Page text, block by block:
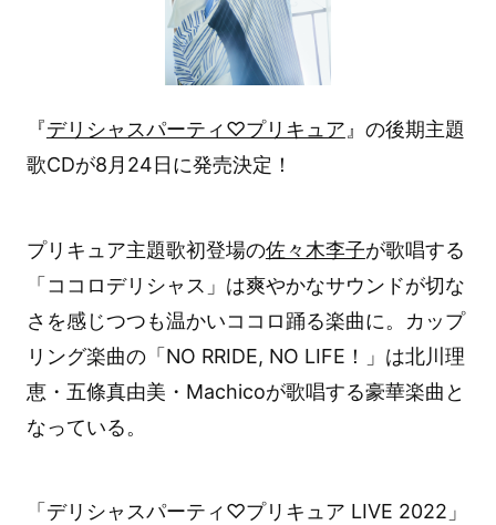
『デリシャスパーティ♡プリキュア 』の後期主題
歌CDが8月24日に発売決定！
プリキュア主題歌初登場の佐々木李子が歌唱する
「ココロデリシャス」は爽やかなサウンドが切な
さを感じつつも温かいココロ踊る楽曲に。カップ
リング楽曲の「NO RRIDE, NO LIFE！」は北川理
恵・五條真由美・Machicoが歌唱する豪華楽曲と
なっている。
「デリシャスパーティ♡プリキュア LIVE 2022」